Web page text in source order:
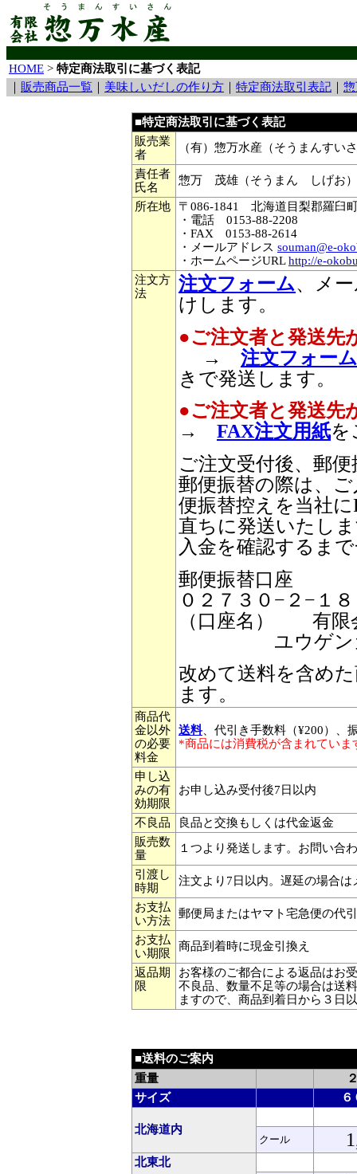
HOME > 特定商法取引に基づく表記
販売商品一覧 美味しいだしの作り方 特定商法取引表記
■特定商法取引に基づく表記
販売業
者
（有）惣万水産（そうまんすい
責任者
氏名
惣万 茂雄（そうまん しげお）
所在地
〒086-1841 北海道目梨郡羅臼
・電話 0153-88-2208
・FAX 0153-88-2614
・メールアドレス souman@e-
・ホームページURLhttp://e-
注文方
法
注文フォーム、メ
けします。
●ご注文者と発送先
→ 注文フォーム
きで発送します。
●ご注文者と発送先
→ FAX注文用紙を
ご注文受付後、郵
郵便振替の際は、
便振替控えを当社
直ちに発送いたし
入金を確認するま
郵便振替口座
０２７３０−２−１
（口座名） 有限
ユウゲンガイ
改めて送料を含め
ます。
商品代
金以外
の必要
料金
送料 、代引き手数料（¥200）、
*商品には消費税が含まれていま
申し込
みの有
効期限
お申し込み受付後7日以内
不良品
良品と交換もしくは代金返金
販売数
量
１つより発送します。お問い合
引渡し
時期
注文より7日以内。遅延の場合
お支払
い方法
郵便局またはヤマト宅急便の代
お支払
い期限
商品到着時に現金引換え
返品期
限
お客様のご都合による返品はお
不良品、数量不足等の場合は送
ますので、商品到着日から３日
■送料のご案内
重量
サイズ
６
北海道内
クール
北東北